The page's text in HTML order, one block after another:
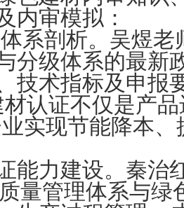
内审模拟：
系剖析。吴煜老
分级体系的最新
技术指标及申报
认证不仅是产
实现节能降本
能力建设。秦治
质量管理体系与绿